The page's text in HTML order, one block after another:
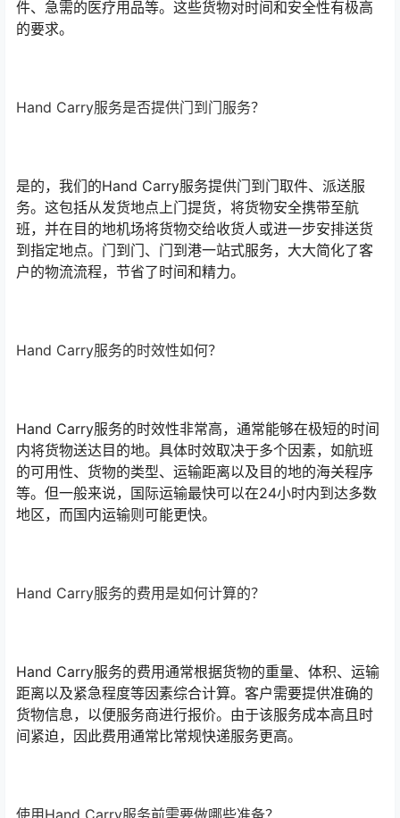
件、急需的医疗用品等。这些货物对时间和安全性有极高
的要求。
Hand Carry服务是否提供门到门服务？
是的，我们的Hand Carry服务提供门到门取件、派送服
务。这包括从发货地点上门提货，将货物安全携带至航
班，并在目的地机场将货物交给收货人或进一步安排送货
到指定地点。门到门、门到港一站式服务，大大简化了客
户的物流流程，节省了时间和精力。
Hand Carry服务的时效性如何？
Hand Carry服务的时效性非常高，通常能够在极短的时间
内将货物送达目的地。具体时效取决于多个因素，如航班
的可用性、货物的类型、运输距离以及目的地的海关程序
等。但一般来说，国际运输最快可以在24小时内到达多数
地区，而国内运输则可能更快。
Hand Carry服务的费用是如何计算的？
Hand Carry服务的费用通常根据货物的重量、体积、运输
距离以及紧急程度等因素综合计算。客户需要提供准确的
货物信息，以便服务商进行报价。由于该服务成本高且时
间紧迫，因此费用通常比常规快递服务更高。
使用Hand Carry服务前需要做哪些准备？